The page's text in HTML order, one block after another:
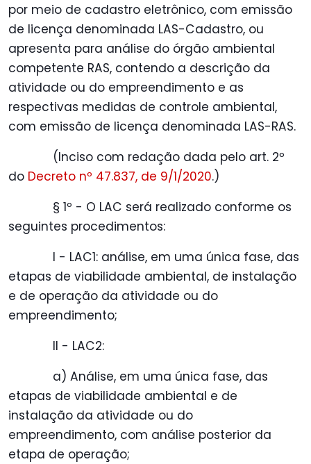
por meio de cadastro eletrônico, com emissão
de licença denominada LAS-Cadastro, ou
apresenta para análise do órgão ambiental
competente RAS, contendo a descrição da
atividade ou do empreendimento e as
respectivas medidas de controle ambiental,
com emissão de licença denominada LAS-RAS.
(Inciso com redação dada pelo art. 2º
do Decreto nº 47.837, de 9/1/2020.)
§ 1º - O LAC será realizado conforme os
seguintes procedimentos:
I - LAC1: análise, em uma única fase, das
etapas de viabilidade ambiental, de instalação
e de operação da atividade ou do
empreendimento;
II - LAC2:
a) Análise, em uma única fase, das
etapas de viabilidade ambiental e de
instalação da atividade ou do
empreendimento, com análise posterior da
etapa de operação;